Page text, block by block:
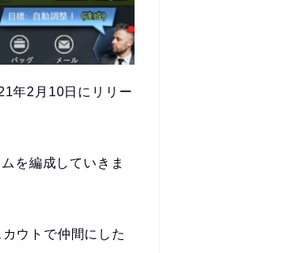
年2月10日にリリー
を編成していきま
ウトで仲間にした